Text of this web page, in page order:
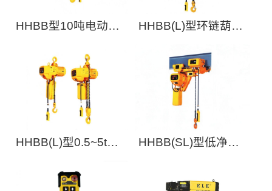
HHBB型10吨电动环
HHBB(L)型环链葫芦
HHBB(L)型0.5~5t挂
HHBB(SL)型低净空